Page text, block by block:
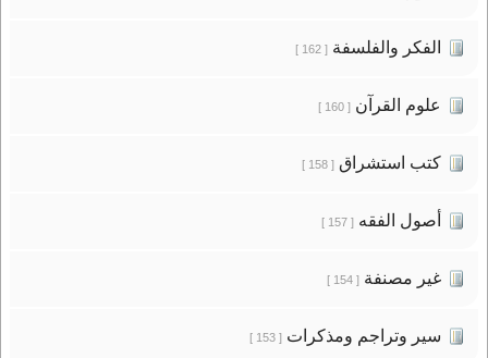
الفكر والفلسفة[ 162 ]
علوم القرآن[ 160 ]
كتب استشراق[ 158 ]
أصول الفقه[ 157 ]
غير مصنفة[ 154 ]
سير وتراجم ومذكرات[ 153 ]